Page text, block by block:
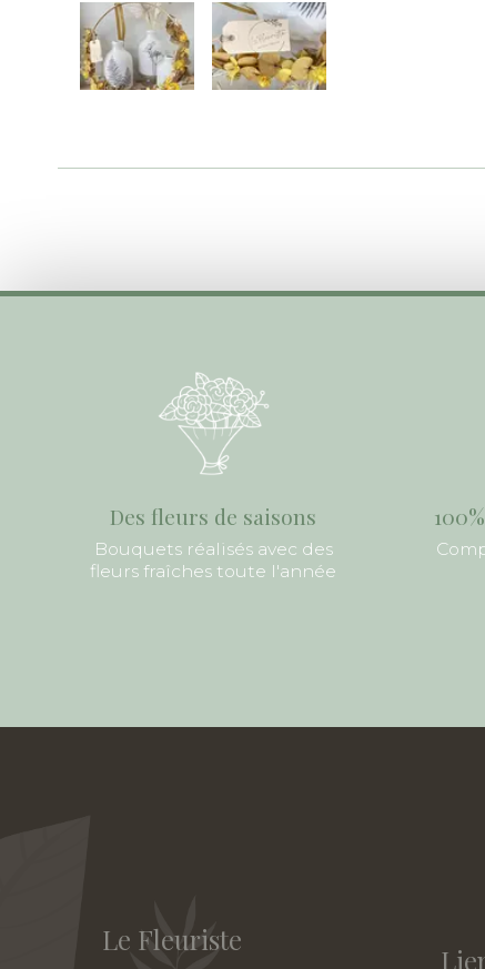
Des fleurs de saisons
Bouquets réalisés avec des
fleurs fraîches toute l'année
Le Fleuriste